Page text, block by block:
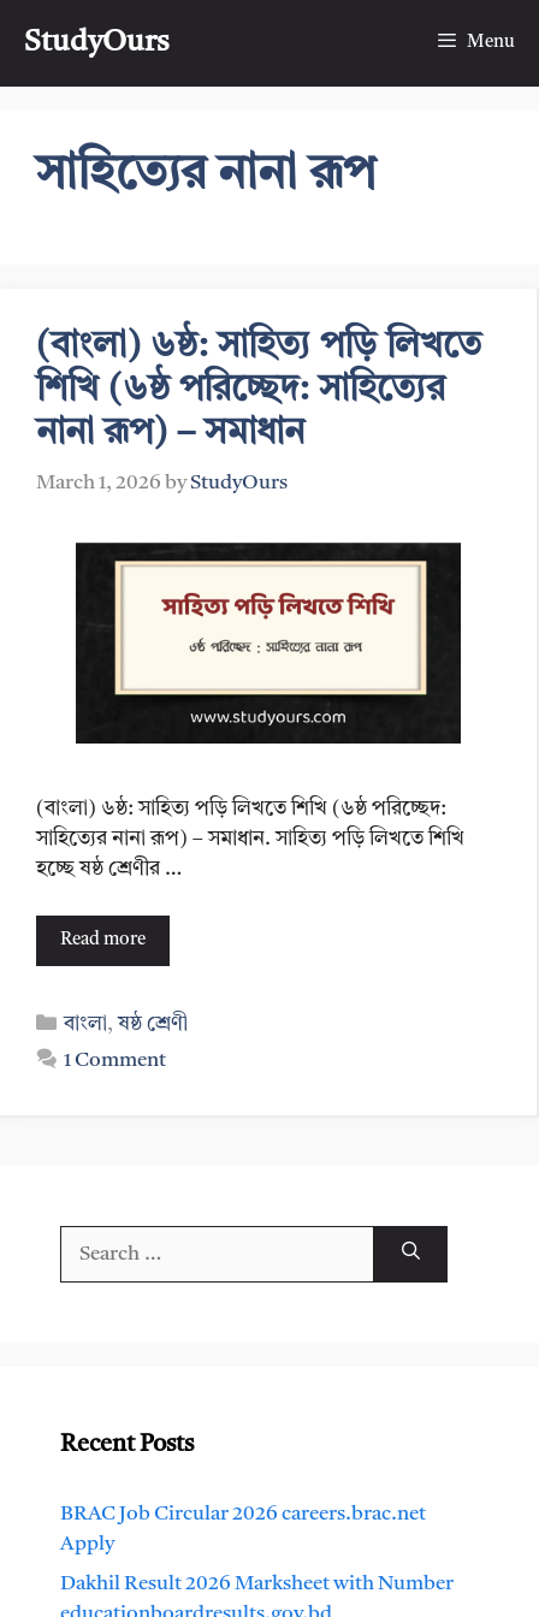
StudyOurs Menu
সাহিত্যের নানা রূপ
(বাংলা) ৬ষ্ঠ: সাহিত্য পড়ি লিখতে
শিখি (৬ষ্ঠ পরিচ্ছেদ: সাহিত্যের
নানা রূপ) – সমাধান
March 1, 2026 byStudyOurs
(বাংলা) ৬ষ্ঠ: সাহিত্য পড়ি লিখতে শিখি (৬ষ্ঠ পরিচ্ছেদ:
সাহিত্যের নানা রূপ) – সমাধান. সাহিত্য পড়ি লিখতে শিখি
হচ্ছে ষষ্ঠ শ্রেণীর …
Read more
Categories
বাংলা,ষষ্ঠ শ্রেণী
1 Comment
Recent Posts
BRAC Job Circular 2026 careers.brac.net
Apply
Dakhil Result 2026 Marksheet with Number